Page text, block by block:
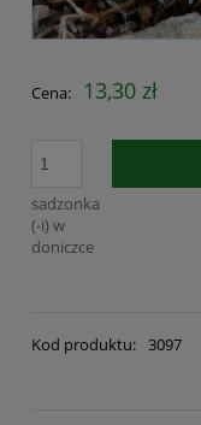
Cena: 13,30 zł
sadzonka
(-i) w
doniczce
Kod produktu: 3097